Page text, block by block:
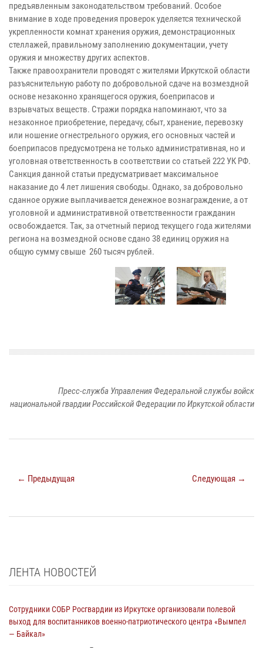
предъявленным законодательством требований. Особое
внимание в ходе проведения проверок уделяется технической
укрепленности комнат хранения оружия, демонстрационных
стеллажей, правильному заполнению документации, учету
оружия и множеству других аспектов.
Также правоохранители проводят с жителями Иркутской области
разъяснительную работу по добровольной сдаче на возмездной
основе незаконно хранящегося оружия, боеприпасов и
взрывчатых веществ. Стражи порядка напоминают, что за
незаконное приобретение, передачу, сбыт, хранение, перевозку
или ношение огнестрельного оружия, его основных частей и
боеприпасов предусмотрена не только административная, но и
уголовная ответственность в соответствии со статьей 222 УК РФ.
Санкция данной статьи предусматривает максимальное
наказание до 4 лет лишения свободы. Однако, за добровольно
сданное оружие выплачивается денежное вознаграждение, а от
уголовной и административной ответственности гражданин
освобождается. Так, за отчетный период текущего года жителями
региона на возмездной основе сдано 38 единиц оружия на
общую сумму свыше 260 тысяч рублей.
Пресс-служба Управления Федеральной службы войск
национальной гвардии Российской Федерации по Иркутской области
← Предыдущая Следующая →
ЛЕНТА НОВОСТЕЙ
Сотрудники СОБР Росгвардии из Иркутске организовали полевой
выход для воспитанников военно-патриотического центра «Вымпел
— Байкал»